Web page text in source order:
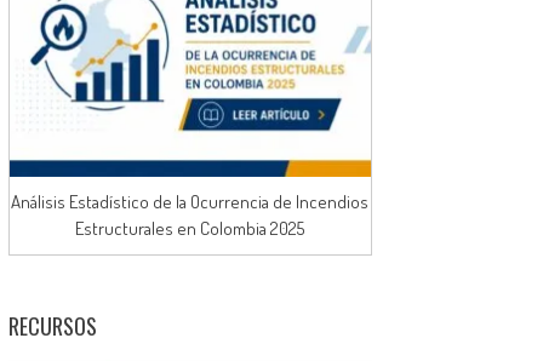
Análisis Estadístico de la Ocurrencia de Incendios
Estructurales en Colombia 2025
RECURSOS